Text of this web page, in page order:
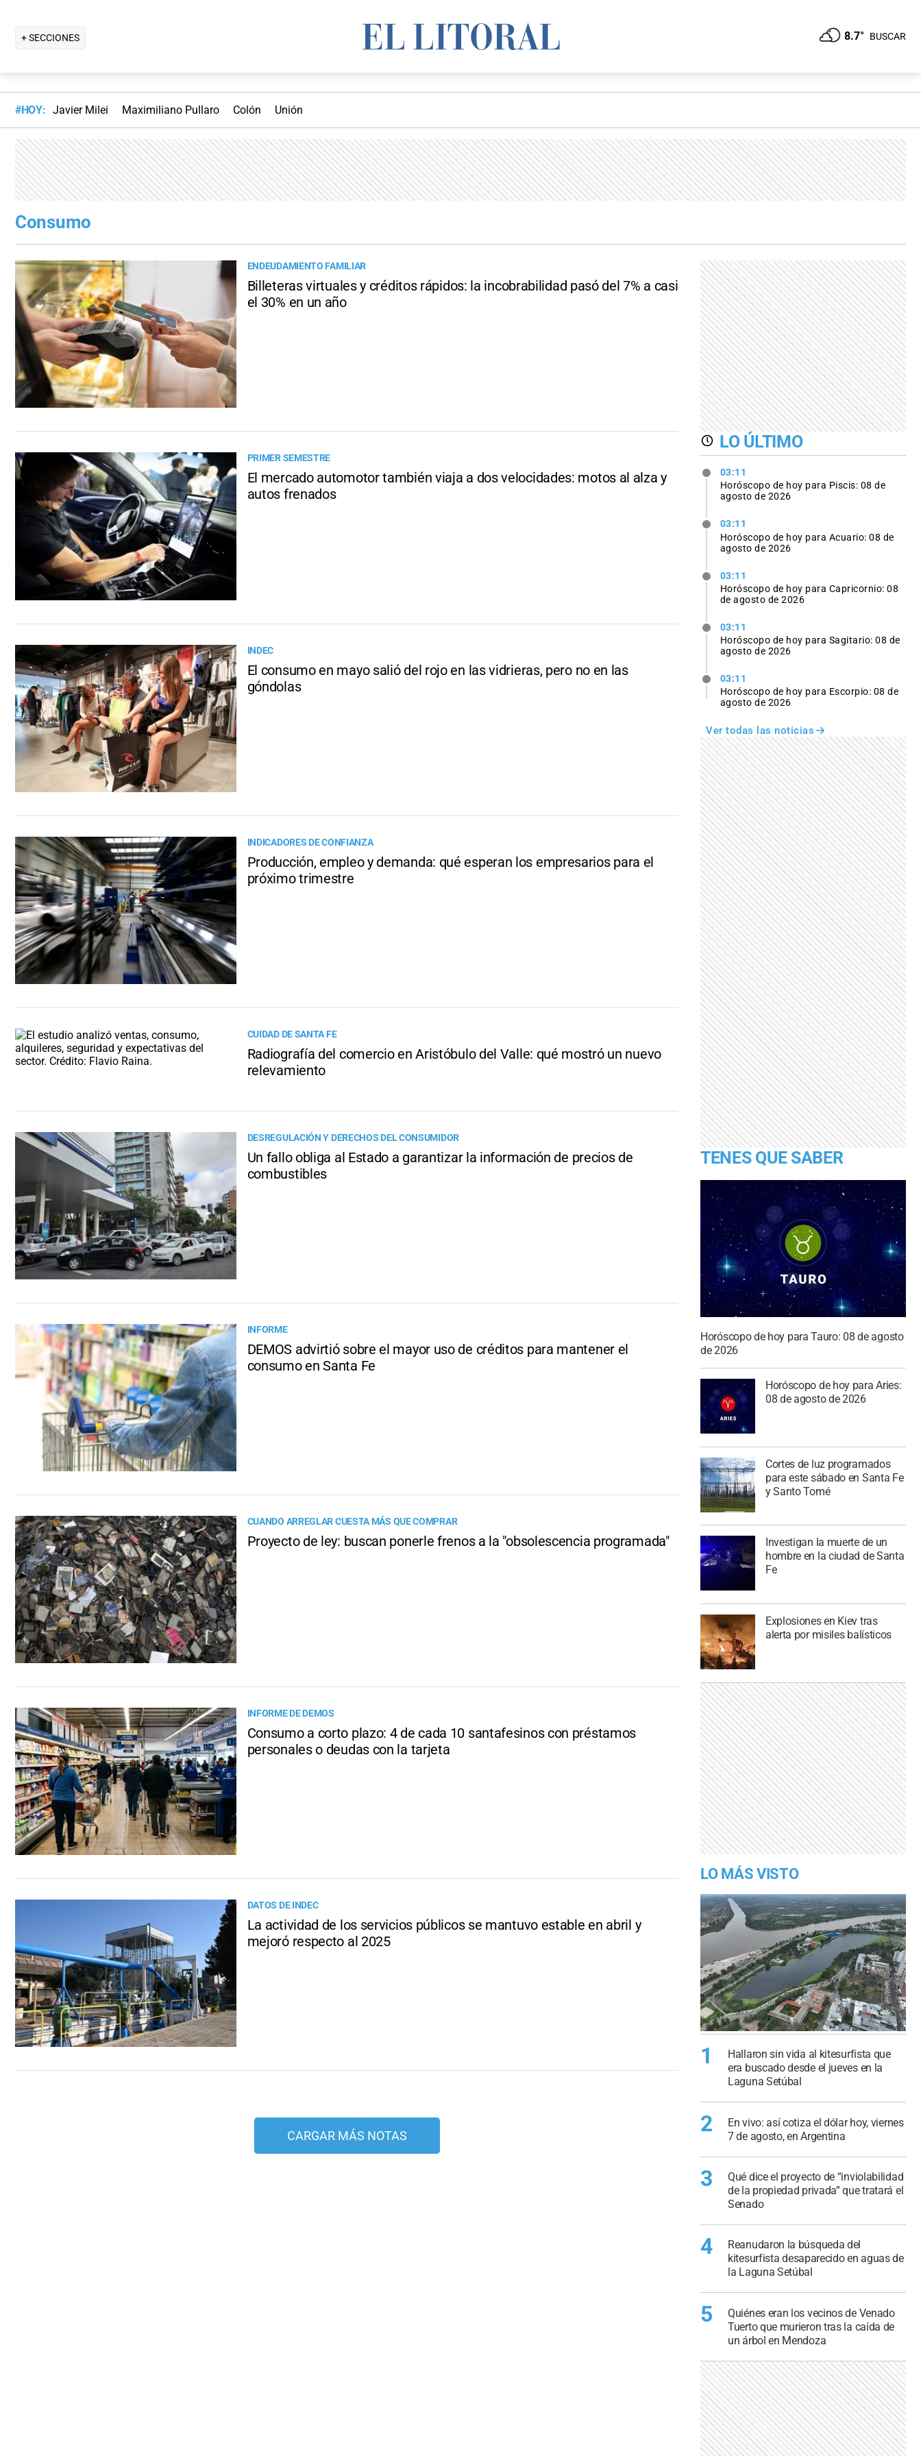
+ SECCIONES 8.7° BUSCAR
#HOY: Javier Milei Maximiliano Pullaro Colón Unión
Consumo
ENDEUDAMIENTO FAMILIAR
Billeteras virtuales y créditos rápidos: la incobrabilidad pasó del 7% a casi
el 30% en un año
PRIMER SEMESTRE
El mercado automotor también viaja a dos velocidades: motos al alza y
autos frenados
INDEC
El consumo en mayo salió del rojo en las vidrieras, pero no en las
góndolas
INDICADORES DE CONFIANZA
Producción, empleo y demanda: qué esperan los empresarios para el
próximo trimestre
CUIDAD DE SANTA FE
Radiografía del comercio en Aristóbulo del Valle: qué mostró un nuevo
relevamiento
DESREGULACIÓN Y DERECHOS DEL CONSUMIDOR
Un fallo obliga al Estado a garantizar la información de precios de
combustibles
INFORME
DEMOS advirtió sobre el mayor uso de créditos para mantener el
consumo en Santa Fe
CUANDO ARREGLAR CUESTA MÁS QUE COMPRAR
Proyecto de ley: buscan ponerle frenos a la "obsolescencia programada"
INFORME DE DEMOS
Consumo a corto plazo: 4 de cada 10 santafesinos con préstamos
personales o deudas con la tarjeta
DATOS DE INDEC
La actividad de los servicios públicos se mantuvo estable en abril y
mejoró respecto al 2025
CARGAR MÁS NOTAS
LO ÚLTIMO
03:11
Horóscopo de hoy para Piscis: 08 de
agosto de 2026
03:11
Horóscopo de hoy para Acuario: 08 de
agosto de 2026
03:11
Horóscopo de hoy para Capricornio: 08
de agosto de 2026
03:11
Horóscopo de hoy para Sagitario: 08 de
agosto de 2026
03:11
Horóscopo de hoy para Escorpio: 08 de
agosto de 2026
Ver todas las noticias
TENES QUE SABER
Horóscopo de hoy para Tauro: 08 de agosto
de 2026
Horóscopo de hoy para Aries:
08 de agosto de 2026
Cortes de luz programados
para este sábado en Santa Fe
y Santo Tomé
Investigan la muerte de un
hombre en la ciudad de Santa
Fe
Explosiones en Kiev tras
alerta por misiles balísticos
LO MÁS VISTO
1
Hallaron sin vida al kitesurfista que
era buscado desde el jueves en la
Laguna Setúbal
2
En vivo: así cotiza el dólar hoy, viernes
7 de agosto, en Argentina
3
Qué dice el proyecto de “inviolabilidad
de la propiedad privada” que tratará el
Senado
4
Reanudaron la búsqueda del
kitesurfista desaparecido en aguas de
la Laguna Setúbal
5
Quiénes eran los vecinos de Venado
Tuerto que murieron tras la caída de
un árbol en Mendoza